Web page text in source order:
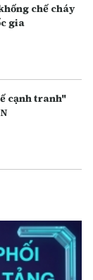
chế cháy
gia
cạnh tranh"